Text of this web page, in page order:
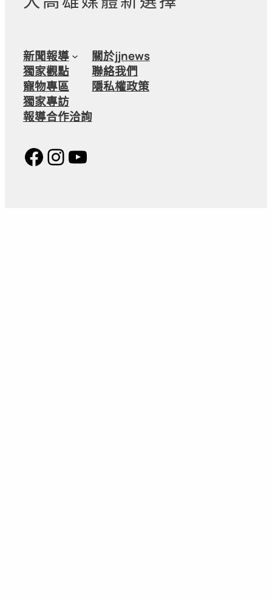
新聞報導
獨家觀點
寵物專區
獨家專訪
報導合作洽詢
關於jjnews
聯絡我們
隱私權政策
Facebook
Instagram
YouTube